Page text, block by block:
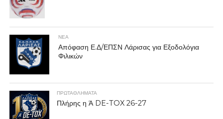
ΝΕΑ
Απόφαση Ε.Δ/ΕΠΣΝ Λάρισας για Εξοδολόγια
Φιλικών
ΠΡΩΤΑΘΛΉΜΑΤΑ
Πλήρης η Ά DE-TOX 26-27